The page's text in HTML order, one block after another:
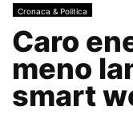
Cronaca & Politica
Caro
meno
smart